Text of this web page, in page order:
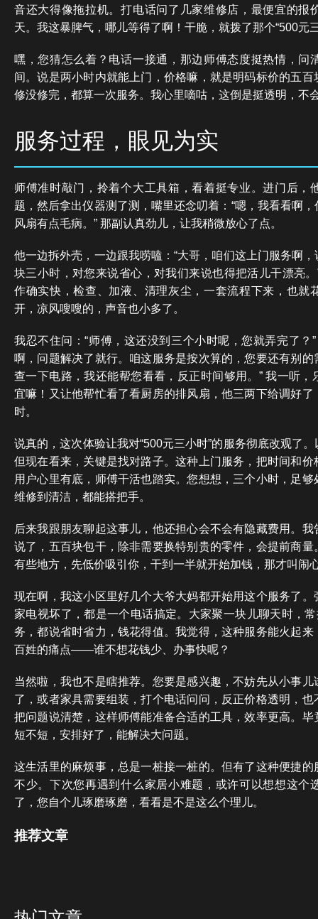
音还大得像拖拉机。打电话问了几家维修店，最便宜的报
天。我这暴脾气，哪儿等得了啊！干脆，就拨了那个“500元
嘿，您猜怎么着？电话一接通，那边师傅态度挺热情，问
间。说是两小时内就能上门，价格嘛，就是明码标价的五
修没修完，都算一次服务。我心里嘀咕，这倒是挺透明，不
服务过程，眼见为实
师傅准时敲门，拎着个大工具箱，看着挺专业。进门后，
题，然后拿出仪器测了测，嘴里还念叨着：“嗯，我看看啊
风扇有点毛病。” 那副认真劲儿，让我稍微放心了点。
他一边拆外壳，一边跟我唠嗑：“大哥，咱们这上门服务啊
块三小时，对您来说省心，对我们来说也得把活儿干漂亮
作确实快，检查、加液、清理灰尘，一套流程下来，也就
开，凉风嗖嗖的，声音也小多了。
我忍不住问：“师傅，这还没到三个小时呢，您就弄完了？
啊，问题解决了就行。咱这服务是按次算的，您要还有别
查一下电路，我还能帮您看看，反正时间够用。” 我一听，
宜嘛！又让他帮忙看了看厨房的排风扇，他三两下给调好
时。
说真的，这次体验让我对“500元三小时”的服务彻底改观了
但现在看来，关键是找对路子。这种上门服务，把时间和
用户心里有底，师傅干活也踏实。您想想，三个小时，足
维修到清洁，都能搭把手。
后来我跟朋友聊起这事儿，他还担心会不会有隐藏费用。
说了，五百块包干，除非需要换特别贵的零件，会提前商
有些地方，先低价吸引你，干到一半就开始加钱，那才叫闹
现在啊，我这小区里好几个大爷大妈都开始用这个服务了
家电视坏了，都是一个电话搞定。大家聚一块儿聊天时，常
务，都说省时省力，钱花得值。我觉得，这种服务能火起
百姓的痛点——谁不想花钱少、办事快呢？
当然啦，我也不是瞎推荐。您要是感兴趣，不妨先从小事
了，或者家具需要组装，打个电话问问，反正价格透明，
把问题说清楚，这样师傅能准备合适的工具，效率更高。
短不短，安排好了，能解决大问题。
这生活里的麻烦事，总是一桩接一桩的。但有了这种便捷
不少。下次您再遇到什么家居小难题，或许可以想想这个
了，您自个儿琢磨琢磨，看看是不是这么个理儿。
推荐文章